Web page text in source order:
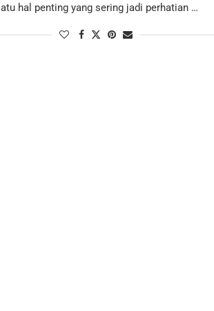
hal penting yang sering jadi perhatian …